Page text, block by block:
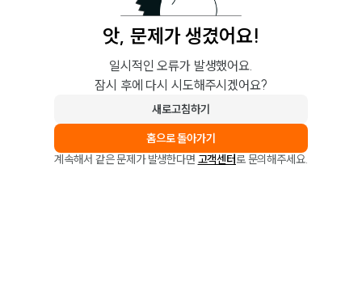
앗, 문제가 생겼어요!
일시적인 오류가 발생했어요.
잠시 후에 다시 시도해주시겠어요?
새로고침하기
홈으로 돌아가기
계속해서 같은 문제가 발생한다면 고객센터로 문의해주세요.